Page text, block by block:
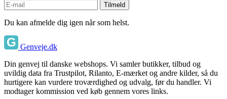
Tilmeld
Du kan afmelde dig igen når som helst.
Genveje.dk
Din genvej til danske webshops. Vi samler butikker, tilbud og
uvildig data fra Trustpilot, Rilanto, E-mærket og andre kilder, så du
hurtigere kan vurdere troværdighed og udvalg, før du handler. Vi
modtager kommission ved køb gennem vores links.